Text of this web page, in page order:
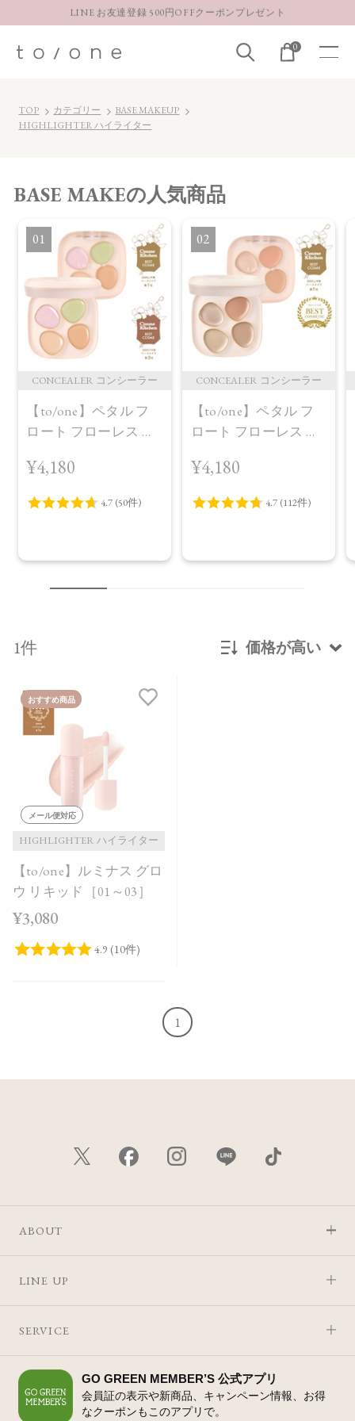
LINE お友達登録 500円OFFクーポンプレゼント
お得な定期購入コースはこちら
0
TOP カテゴリー
BASE MAKEUP
HIGHLIGHTER ハイライター
BASE MAKEの人気商品
1
CONCEALER コンシーラー
【to/one】ペタル フ
ロート フローレス タ
¥4,180
2
CONCEALER コンシーラー
【to/one】ペタル フ
ロート フローレス タ
ジ
¥4,180
1件 価格が高い
おすすめ商品
メール便対応
HIGHLIGHTER ハイライター
【to/one】ルミナス グロ
ウ リキッド［01～03］
¥3,080
1
ABOUT
LINE UP
SERVICE
GO GREEN MEMBER’S 公式アプリ
会員証の表示や新商品、キャンペーン情報、お得
なクーポンもこのアプリで。